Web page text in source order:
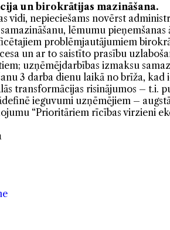
un birokrātijas mazināšana.
vidi, nepieciešams novērst
lēmumu
problēmjautājumiem
un ar to saistīto prasību
uzņēmējdarbības izmaksu
3 darba dienu laikā no brīža, kad
transformācijas risinājumos – t.i.
ieguvumi uzņēmējiem –
“Prioritāriem rīcības virzieni